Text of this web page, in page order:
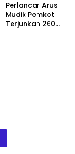
Perlancar Arus
Mudik Pemkot
Terjunkan 260